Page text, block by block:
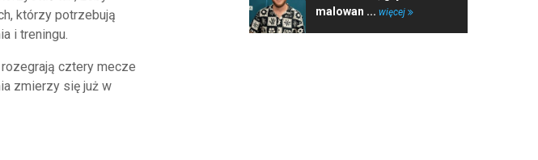
którzy potrzebują
i treningu.
cztery mecze
zmierzy się już w
malowan ... więcej